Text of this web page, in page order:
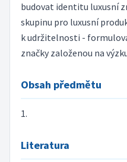
budovat identitu luxusní
skupinu pro luxusní
k udržitelnosti -
značky založenou na
Obsah předmětu
1.
Literatura